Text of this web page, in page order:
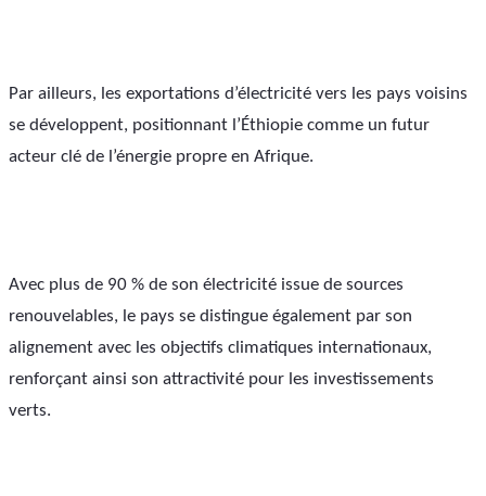
Par ailleurs, les exportations d’électricité vers les pays voisins
se développent, positionnant l’Éthiopie comme un futur
acteur clé de l’énergie propre en Afrique.
Avec plus de 90 % de son électricité issue de sources
renouvelables, le pays se distingue également par son
alignement avec les objectifs climatiques internationaux,
renforçant ainsi son attractivité pour les investissements
verts.